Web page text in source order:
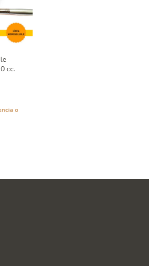
cc.
o